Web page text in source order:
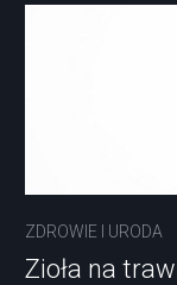
ZDROWIE I URODA
Zioła na